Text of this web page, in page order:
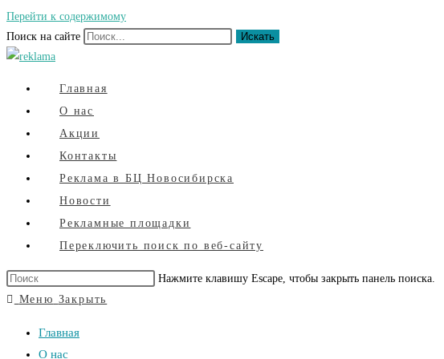
Перейти к содержимому
Поиск на сайте
Искать
Главная
О нас
Акции
Контакты
Реклама в БЦ Новосибирска
Новости
Рекламные площадки
Переключить поиск по веб-сайту
Нажмите клавишу Escape, чтобы закрыть панель поиска.
Меню Закрыть
Главная
О нас